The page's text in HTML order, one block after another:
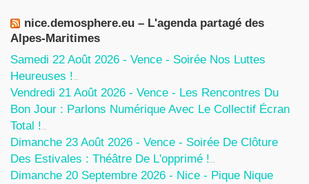
nice.demosphere.eu – L'agenda partagé des
Alpes-Maritimes
Samedi 22 Août 2026 - Vence - Soirée Nos Luttes
Heureuses !
Vendredi 21 Août 2026 - Vence - Les Rencontres Du
Bon Jour : Parlons Numérique Avec Le Collectif Écran
Total !
Dimanche 23 Août 2026 - Vence - Soirée De Clôture
Des Estivales : Théâtre De L'opprimé !
Dimanche 20 Septembre 2026 - Nice - Pique Nique